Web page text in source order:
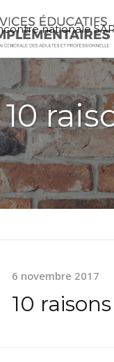
nationale
10
6 novembre 2017
10